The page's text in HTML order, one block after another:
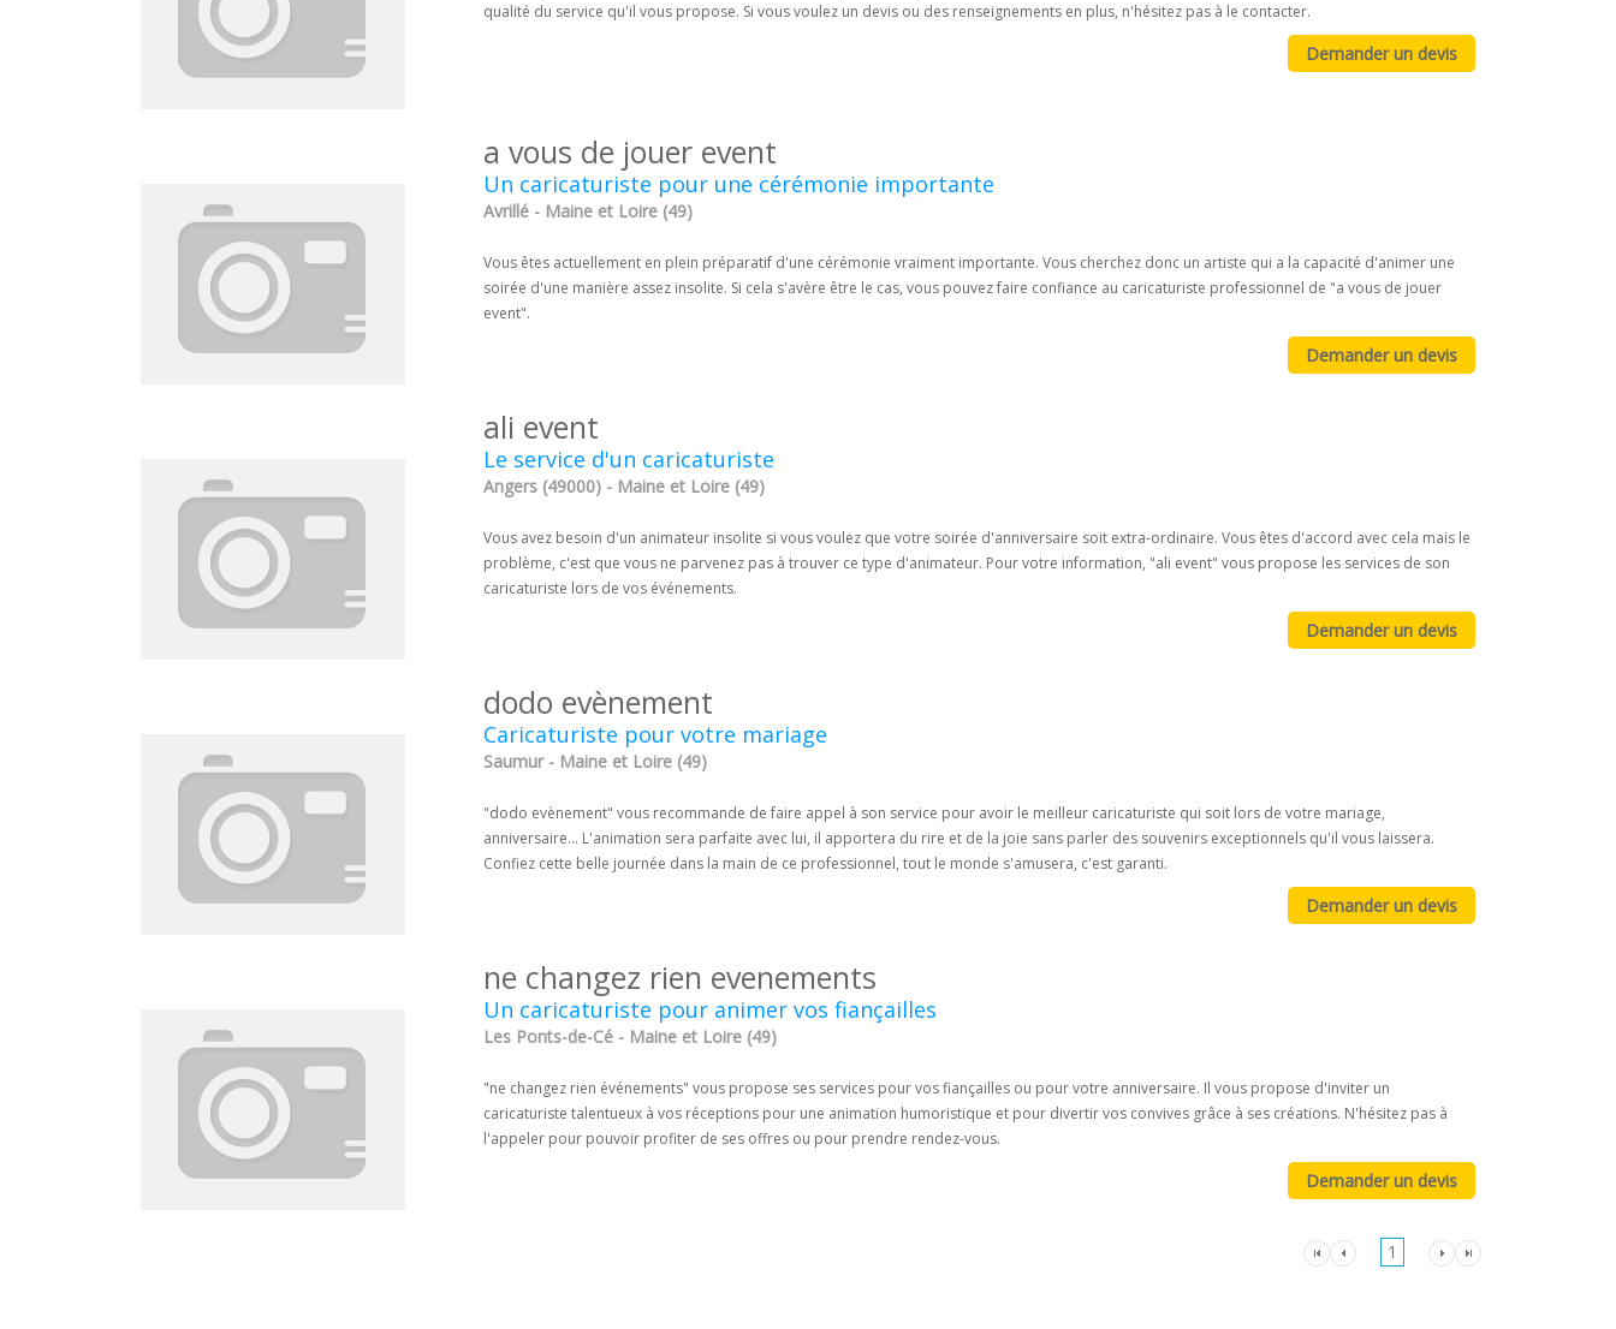
qualité du service qu'il vous propose. Si vous voulez un devis ou des renseignements en plus, n'hésitez pas à le contacter.
a vous de jouer event
Un caricaturiste pour une cérémonie importante
Avrillé - Maine et Loire (49)
Vous êtes actuellement en plein préparatif d'une cérémonie vraiment importante. Vous cherchez donc un artiste qui a la capacité d'animer une
soirée d'une manière assez insolite. Si cela s'avère être le cas, vous pouvez faire confiance au caricaturiste professionnel de "a vous de jouer
event".
ali event
Le service d'un caricaturiste
Angers (49000) - Maine et Loire (49)
Vous avez besoin d'un animateur insolite si vous voulez que votre soirée d'anniversaire soit extra-ordinaire. Vous êtes d'accord avec cela mais le
problème, c'est que vous ne parvenez pas à trouver ce type d'animateur. Pour votre information, "ali event" vous propose les services de son
caricaturiste lors de vos événements.
dodo evènement
Caricaturiste pour votre mariage
Saumur - Maine et Loire (49)
"dodo evènement" vous recommande de faire appel à son service pour avoir le meilleur caricaturiste qui soit lors de votre mariage,
anniversaire... L'animation sera parfaite avec lui, il apportera du rire et de la joie sans parler des souvenirs exceptionnels qu'il vous laissera.
Confiez cette belle journée dans la main de ce professionnel, tout le monde s'amusera, c'est garanti.
ne changez rien evenements
Un caricaturiste pour animer vos fiançailles
Les Ponts-de-Cé - Maine et Loire (49)
"ne changez rien événements" vous propose ses services pour vos fiançailles ou pour votre anniversaire. Il vous propose d'inviter un
caricaturiste talentueux à vos réceptions pour une animation humoristique et pour divertir vos convives grâce à ses créations. N'hésitez pas à
l'appeler pour pouvoir profiter de ses offres ou pour prendre rendez-vous.
1